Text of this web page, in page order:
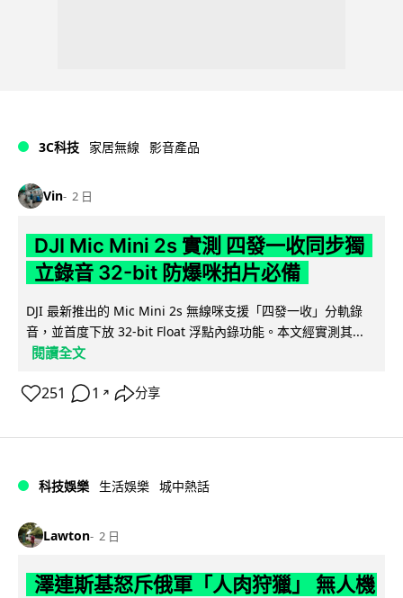
3C科技 家居無線 影音產品
Vin 2 日
DJI Mic Mini 2s 實測 四發一收同步獨
立錄音 32-bit 防爆咪拍片必備
DJI 最新推出的 Mic Mini 2s 無線咪支援「四發一收」分軌錄
音，並首度下放 32-bit Float 浮點內錄功能。本文經實測其...
閱讀全文
251 1 ↗ 分享
科技娛樂 生活娛樂 城中熱話
Lawton 2 日
澤連斯基怒斥俄軍「人肉狩獵」 無人機